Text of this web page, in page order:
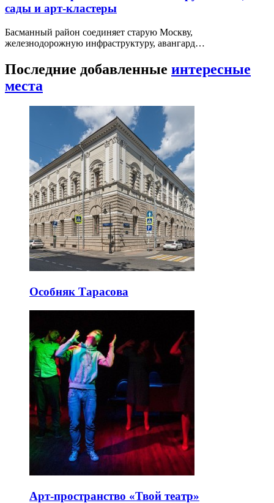
сады и арт-кластеры
Басманный район соединяет старую Москву,
железнодорожную инфраструктуру, авангард…
Последние добавленные интересные
места
Особняк Тарасова
Арт-пространство «Твой театр»